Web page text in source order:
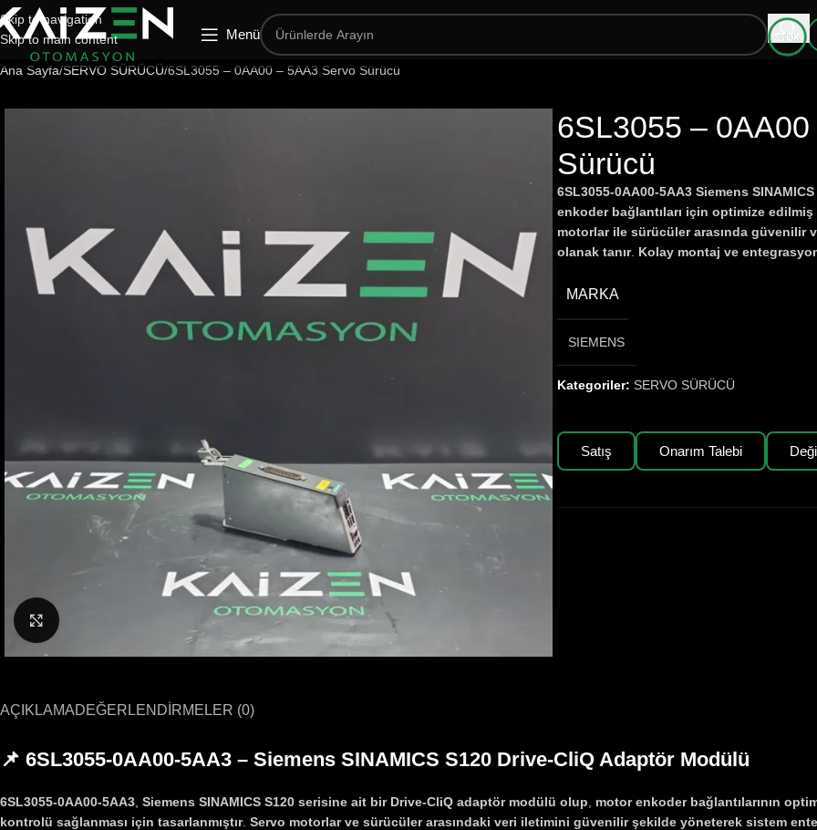
Skip to navigation
Skip to main content
Menü
Ana Sayfa SERVO SÜRÜCÜ 6SL3055 – 0AA00 – 5AA3 Servo Sürücü
6SL3055 –
Sürücü
6SL3055-0AA00-5AA3 Siemens
enkoder bağlantıları için optimize
motorlar ile sürücüler arasında güvenilir
olanak tanır. Kolay montaj ve
MARKA
SIEMENS
Kategoriler: SERVO SÜRÜCÜ
Satış Onarım Talebi
AÇIKLAMADEĞERLENDIRMELER (0)
📌 6SL3055-0AA00-5AA3 – Siemens SINAMICS S120 Drive-CliQ Adaptör Modülü
6SL3055-0AA00-5AA3 Siemens SINAMICS S120 serisine ait bir Drive-CliQ adaptör modülü olup
motor enkoder bağlantılarının
kontrolü sağlanması için tasarlanmıştır. Servo motorlar ve sürücüler arasındaki veri iletimini güvenilir şekilde yöneterek sistem